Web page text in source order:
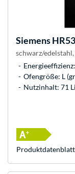
Siemens
schwarz/
Ofengröße: L
Nutzinhalt: 71
Produkt­datenblatt